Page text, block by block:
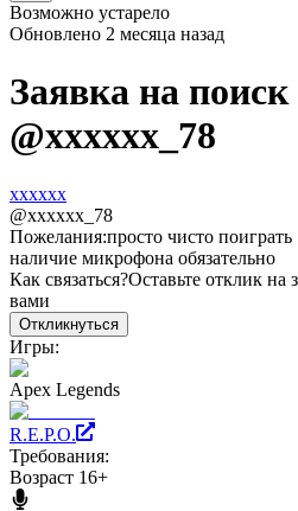
Возможно устарело
Обновлено 2 месяца назад
Заявка на
@xxxxxx_78
xxxxxx
@xxxxxx_78
Пожелания:просто чисто поиграть
наличие микрофона обязательно
Как связаться?Оставьте отклик на
вами
Откликнуться
Игры:
Apex Legends
R.E.P.O.
Требования:
Возраст 16+